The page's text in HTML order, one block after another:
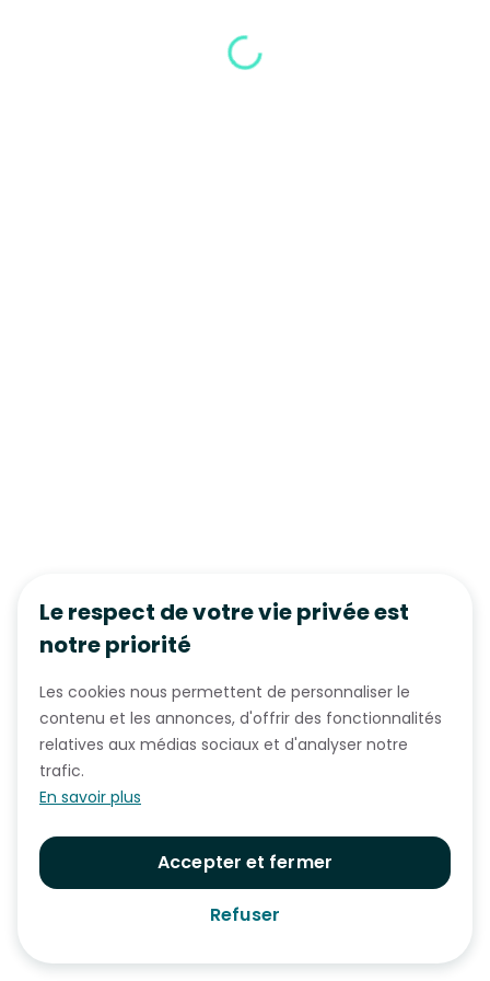
Le respect de votre vie privée est
notre priorité
Les cookies nous permettent de personnaliser le
contenu et les annonces, d'offrir des fonctionnalités
relatives aux médias sociaux et d'analyser notre
trafic.
En savoir plus
Accepter et fermer
Refuser